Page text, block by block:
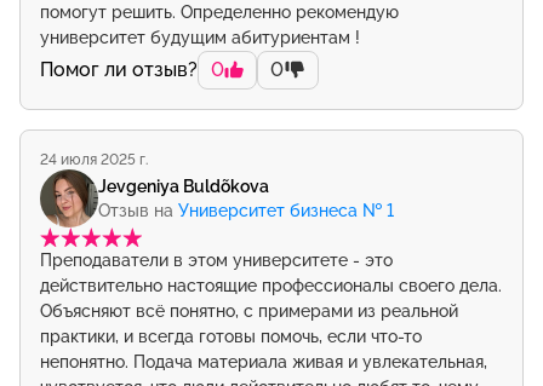
помогут решить. Определенно рекомендую
университет будущим абитуриентам !
Помог ли отзыв? 0 0
Jevgeniya Buldõkova
Отзыв на Университет бизнеса № 1
24 июля 2025 г.
Преподаватели в этом университете - это
действительно настоящие профессионалы своего дела.
Объясняют всё понятно, с примерами из реальной
практики, и всегда готовы помочь, если что-то
непонятно. Подача материала живая и увлекательная,